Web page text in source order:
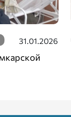
31.01.2026